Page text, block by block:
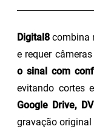
Digital8 combina
e requer
o sinal com
evitando cortes
Google Drive,
gravação original